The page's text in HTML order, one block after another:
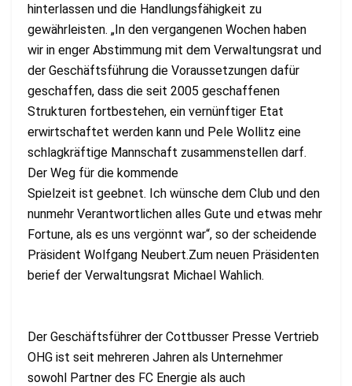
hinterlassen und die Handlungsfähigkeit zu
gewährleisten. „In den vergangenen Wochen haben
wir in enger Abstimmung mit dem Verwaltungsrat und
der Geschäftsführung die Voraussetzungen dafür
geschaffen, dass die seit 2005 geschaffenen
Strukturen fortbestehen, ein vernünftiger Etat
erwirtschaftet werden kann und Pele Wollitz eine
schlagkräftige Mannschaft zusammenstellen darf.
Der Weg für die kommende
Spielzeit ist geebnet. Ich wünsche dem Club und den
nunmehr Verantwortlichen alles Gute und etwas mehr
Fortune, als es uns vergönnt war“, so der scheidende
Präsident Wolfgang Neubert.Zum neuen Präsidenten
berief der Verwaltungsrat Michael Wahlich.
Der Geschäftsführer der Cottbusser Presse Vertrieb
OHG ist seit mehreren Jahren als Unternehmer
sowohl Partner des FC Energie als auch